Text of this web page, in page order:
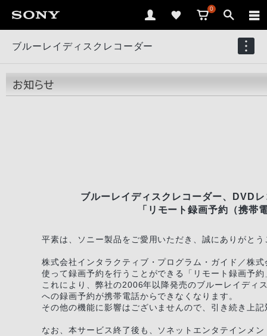
0
ブルーレイディスクレコーダー
ブルーレイディスクレコーダー、DVD
「リモート録画予約（携帯
平素は、ソニー製品をご愛用いただき、誠にありがと
株式会社インタラクティブ・プログラム・ガイド／株
使って録画予約を行うことができる「リモート録画予
これにより、弊社の2006年以降発売のブルーレイディ
への録画予約が携帯電話からできなくなります。
その他の機能に影響はございませんので、引き続き上
なお、本サービス終了後も、ソネットエンタテインメ